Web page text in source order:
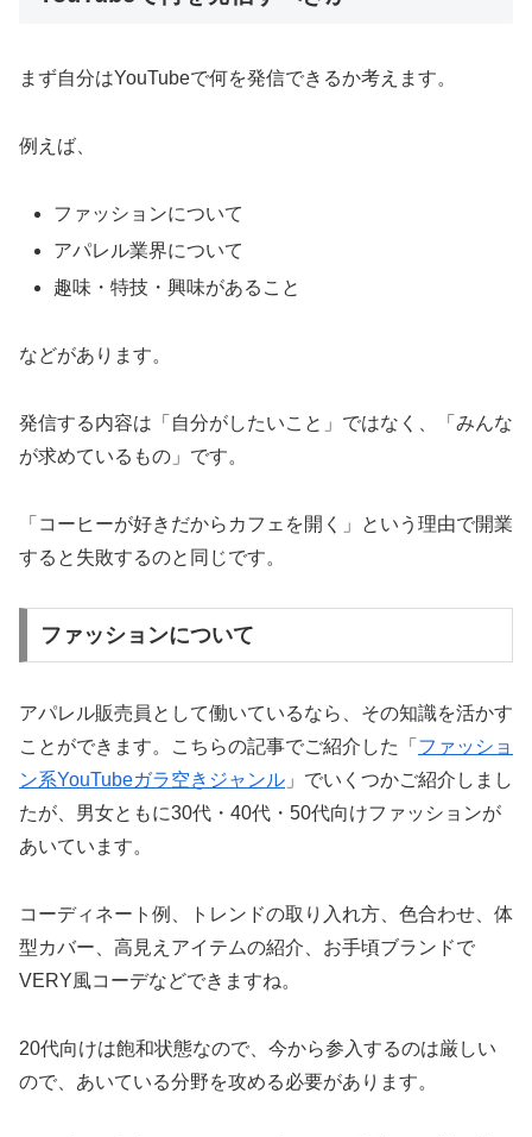
まず自分はYouTubeで何を発信できるか考えます。
例えば、
ファッションについて
アパレル業界について
趣味・特技・興味があること
などがあります。
発信する内容は「自分がしたいこと」ではなく、「みんな
が求めているもの」です。
「コーヒーが好きだからカフェを開く」という理由で開業
すると失敗するのと同じです。
ファッションについて
アパレル販売員として働いているなら、その知識を活かす
ことができます。こちらの記事でご紹介した「 ファッショ
ン系YouTubeガラ空きジャンル 」でいくつかご紹介しまし
たが、男女ともに30代・40代・50代向けファッションが
あいています。
コーディネート例、トレンドの取り入れ方、色合わせ、体
型カバー、高見えアイテムの紹介、お手頃ブランドで
VERY風コーデなどできますね。
20代向けは飽和状態なので、今から参入するのは厳しい
ので、あいている分野を攻める必要があります。